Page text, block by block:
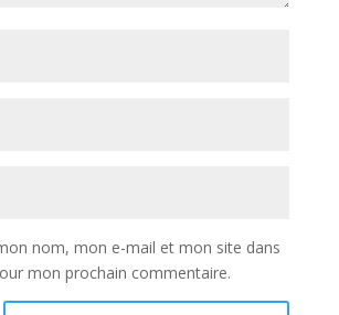
nom, mon e-mail et mon site dans
mon prochain commentaire.